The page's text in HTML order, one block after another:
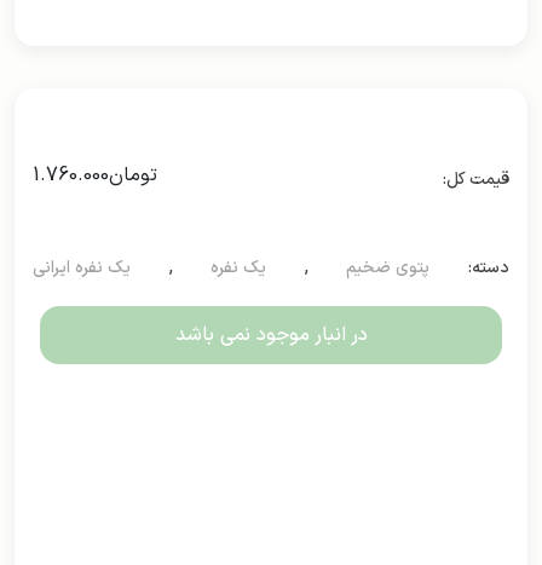
تومان1.760.000
دسته: پتوی ضخیم , یک نفره , یک نفره ایرانی
در انبار موجود نمی باشد